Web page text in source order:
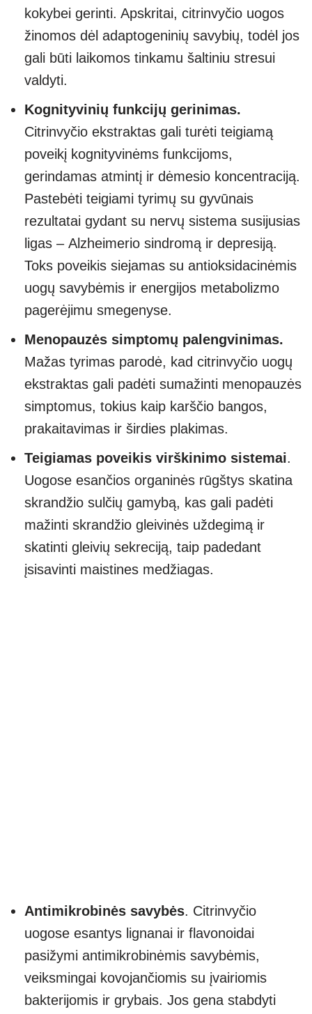
kokybei gerinti. Apskritai, citrinvyčio uogos
žinomos dėl adaptogeninių savybių, todėl jos
gali būti laikomos tinkamu šaltiniu stresui
valdyti.
Kognityvinių funkcijų gerinimas.
Citrinvyčio ekstraktas gali turėti teigiamą
poveikį kognityvinėms funkcijoms,
gerindamas atmintį ir dėmesio koncentraciją.
Pastebėti teigiami tyrimų su gyvūnais
rezultatai gydant su nervų sistema susijusias
ligas – Alzheimerio sindromą ir depresiją.
Toks poveikis siejamas su antioksidacinėmis
uogų savybėmis ir energijos metabolizmo
pagerėjimu smegenyse.
Menopauzės simptomų palengvinimas.
Mažas tyrimas parodė, kad citrinvyčio uogų
ekstraktas gali padėti sumažinti menopauzės
simptomus, tokius kaip karščio bangos,
prakaitavimas ir širdies plakimas.
Teigiamas poveikis virškinimo sistemai.
Uogose esančios organinės rūgštys skatina
skrandžio sulčių gamybą, kas gali padėti
mažinti skrandžio gleivinės uždegimą ir
skatinti gleivių sekreciją, taip padedant
įsisavinti maistines medžiagas.
Antimikrobinės savybės. Citrinvyčio
uogose esantys lignanai ir flavonoidai
pasižymi antimikrobinėmis savybėmis,
veiksmingai kovojančiomis su įvairiomis
bakterijomis ir grybais. Jos gena stabdyti